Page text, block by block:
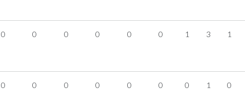
0 0 0 0 0 0 1 3 1
0 0 0 0 0 0 0 1 0